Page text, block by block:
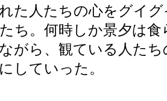
た人たちの心をグイ
ち。何時しか景夕は
がら、観ている人た
していった。